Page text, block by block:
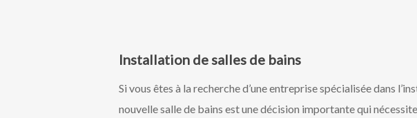
Installation de salles de bains
Si vous êtes à la recherche d’une entreprise spécialisée dans
nouvelle salle de bains est une décision importante qui